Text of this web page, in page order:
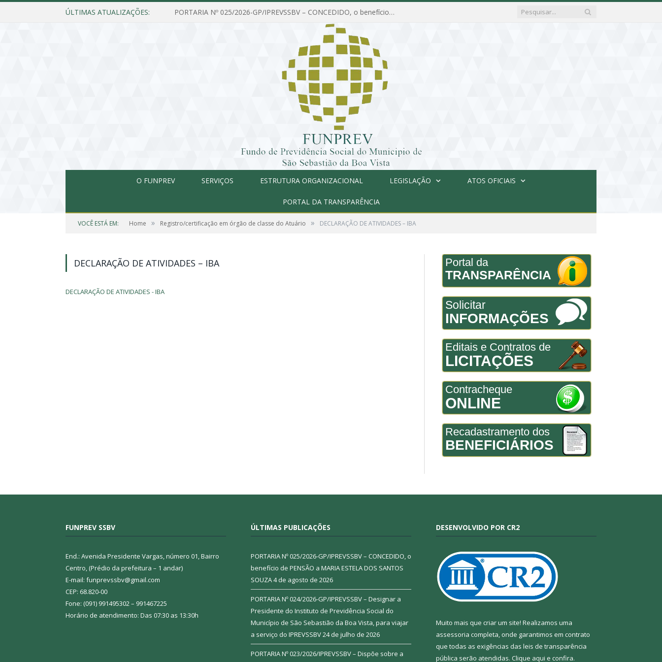
ÚLTIMAS ATUALIZAÇÕES: PORTARIA Nº 025/2026-GP/IPREVSSBV – CONCEDIDO, o benefício de PENSÃO a MARIA ESTELA DOS SANTOS SOUZA
O FUNPREV SERVIÇOS ESTRUTURA ORGANIZACIONAL LEGISLAÇÃO ATOS OFICIAIS
PORTAL DA TRANSPARÊNCIA
VOCÊ ESTÁ EM: Home » Registro/certificação em órgão de classe do Atuário » DECLARAÇÃO DE ATIVIDADES – IBA
DECLARAÇÃO DE ATIVIDADES – IBA
DECLARAÇÃO DE ATIVIDADES - IBA
Portal da
TRANSPARÊNCIA
Solicitar
INFORMAÇÕES
Editais e Contratos de
LICITAÇÕES
Contracheque
ONLINE
Recadastramento dos
BENEFICIÁRIOS
FUNPREV SSBV
End.: Avenida Presidente Vargas, número 01, Bairro
Centro, (Prédio da prefeitura – 1 andar)
E-mail: funprevssbv@gmail.com
CEP: 68.820-00
Fone: (091) 991495302 – 991467225
Horário de atendimento: Das 07:30 as 13:30h
ÚLTIMAS PUBLICAÇÕES
PORTARIA Nº 025/2026-GP/IPREVSSBV – CONCEDIDO, o
benefício de PENSÃO a MARIA ESTELA DOS SANTOS
SOUZA4 de agosto de 2026
PORTARIA Nº 024/2026-GP/IPREVSSBV – Designar a
Presidente do Instituto de Previdência Social do
Município de São Sebastião da Boa Vista, para viajar
a serviço do IPREVSSBV24 de julho de 2026
PORTARIA Nº 023/2026/IPREVSSBV – Dispõe sobre a
DESENVOLVIDO POR CR2
Muito mais que criar um site! Realizamos uma
assessoria completa, onde garantimos em contrato
que todas as exigências das leis de transparência
pública serão atendidas. Clique aqui e confira.